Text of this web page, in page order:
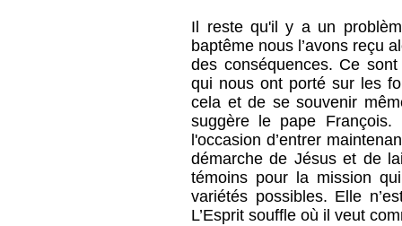
Il reste qu'il y a un
baptême nous l’avons reçu
des conséquences. Ce
qui nous ont porté sur les
cela et de se souvenir
suggère le pape
l'occasion d’entrer
démarche de Jésus et de
témoins pour la mission
variétés possibles. Elle
L’Esprit souffle où il veut